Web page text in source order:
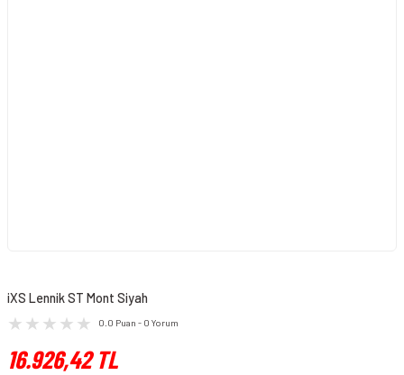
iXS Lennik ST Mont Siyah
0.0 Puan - 0 Yorum
16.926,42 TL